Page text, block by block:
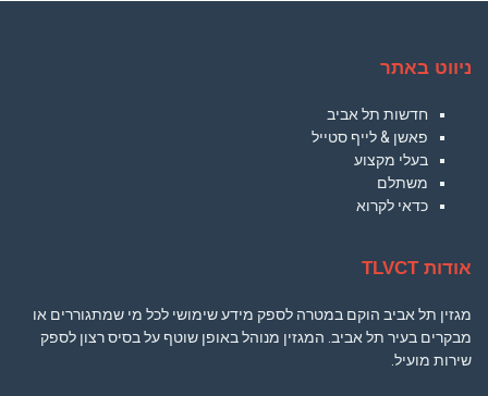
ניווט באתר
חדשות תל אביב
פאשן & לייף סטייל
בעלי מקצוע
משתלם
כדאי לקרוא
אודות TLVCT
מגזין תל אביב הוקם במטרה לספק מידע שימושי לכל מי שמתגוררים או
מבקרים בעיר תל אביב. המגזין מנוהל באופן שוטף על בסיס רצון לספק
שירות מועיל.